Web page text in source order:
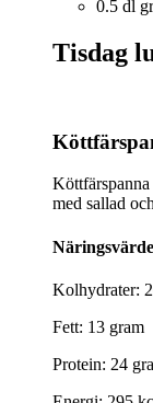
0.5 dl
Tisdag
med sallad
Kolhydrater:
Fett: 13 gram
Protein: 24